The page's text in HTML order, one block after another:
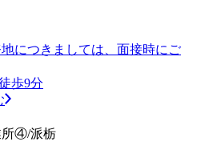
につきましては、面接時にご
歩9分
所④/派栃